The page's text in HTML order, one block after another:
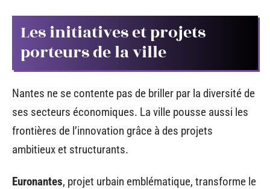
Les initiatives et projets
porteurs de la ville
Nantes ne se contente pas de briller par la diversité de
ses secteurs économiques. La ville pousse aussi les
frontières de l’innovation grâce à des projets
ambitieux et structurants.
Euronantes, projet urbain emblématique, transforme le